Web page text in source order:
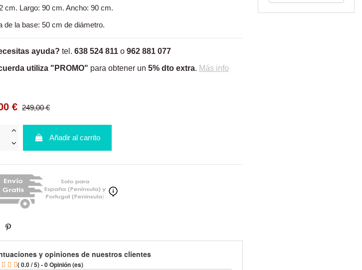
cm. Largo: 90 cm. Ancho: 90 cm.
de la base: 50 cm de diámetro.
ayuda? tel. 638 524 811 o 962 881 077
utiliza "PROMO" para obtener un 5% dto extra. Más info
€ 249,00 €
Añadir al carrito
y opiniones de nuestros clientes
( 0.0 / 5) - 0 Opinión (es)